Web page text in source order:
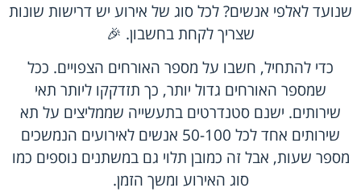
שנועד לאלפי אנשים? לכל סוג של אירוע יש דרישות שונות
שצריך לקחת בחשבון. 🎉
כדי להתחיל, חשבו על מספר האורחים הצפויים. ככל
שמספר האורחים גדול יותר, כך תזדקקו ליותר תאי
שירותים. ישנם סטנדרטים בתעשייה שממליצים על תא
שירותים אחד לכל 50-100 אנשים לאירועים הנמשכים
מספר שעות, אבל זה כמובן תלוי גם במשתנים נוספים כמו
סוג האירוע ומשך הזמן.